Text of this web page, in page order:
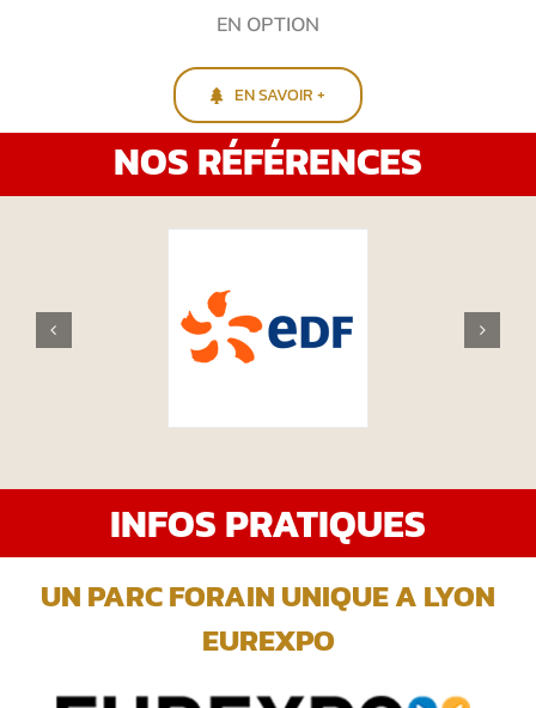
EN OPTION
EN SAVOIR +
NOS RÉFÉRENCES
INFOS PRATIQUES
UN PARC FORAIN UNIQUE A LYON
EUREXPO